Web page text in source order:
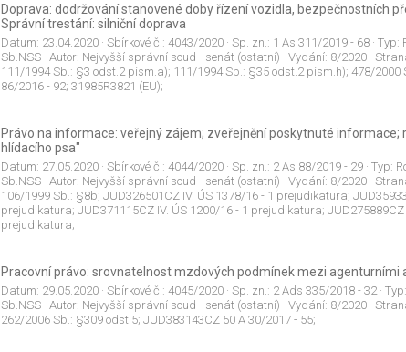
Doprava: dodržování stanovené doby řízení vozidla, bezpečnostních
Správní trestání: silniční doprava
Datum: 23.04.2020· Sbírkové č.: 4043/2020· Sp. zn.: 1 As 311/2019 - 68· Typ:
Sb.NSS· Autor: Nejvyšší správní soud - senát (ostatní) · Vydání: 8/2020·
111/1994 Sb.: §3 odst.2 písm.a); 111/1994 Sb.: §35 odst.2 písm.h); 478/2000
86/2016 - 92; 31985R3821 (EU);
Právo na informace: veřejný zájem; zveřejnění poskytnuté informace;
hlídacího psa"
Datum: 27.05.2020· Sbírkové č.: 4044/2020· Sp. zn.: 2 As 88/2019 - 29· Typ:
Sb.NSS· Autor: Nejvyšší správní soud - senát (ostatní) · Vydání: 8/2020·
106/1999 Sb.: §8b; JUD326501CZ IV. ÚS 1378/16 - 1 prejudikatura;
prejudikatura; JUD371115CZ IV. ÚS 1200/16 - 1 prejudikatura;
prejudikatura;
Pracovní právo: srovnatelnost mzdových podmínek mezi agenturními
Datum: 29.05.2020· Sbírkové č.: 4045/2020· Sp. zn.: 2 Ads 335/2018 - 32· Typ:
Sb.NSS· Autor: Nejvyšší správní soud - senát (ostatní) · Vydání: 8/2020·
262/2006 Sb.: §309 odst.5; JUD383143CZ 50 A 30/2017 - 55;